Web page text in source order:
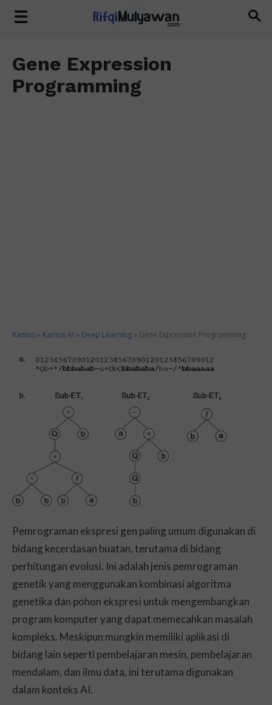
Gene Expression
Programming
Kamus » Kamus AI » Deep Learning » Gene Expression Programming
Pemrograman ekspresi gen paling umum digunakan di
bidang kecerdasan buatan, terutama di bidang
perhitungan evolusi. Ini adalah jenis pemrograman
genetik yang menggunakan kombinasi algoritma
genetika dan pohon ekspresi untuk mengembangkan
program komputer yang dapat memecahkan masalah
kompleks. Meskipun mungkin memiliki aplikasi di
bidang lain seperti pembelajaran mesin, pembelajaran
mendalam, dan ilmu data, ini terutama digunakan
dalam konteks AI.